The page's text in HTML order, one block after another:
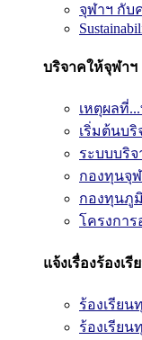
จุฬาฯ กับ
บริจาคให้จุฬาฯ
เหตุผลที่
เริ่มต้นบริ
ระบบบริ
กองทุนจุ
กองทุนภู
โครงกา
แจ้งเรื่องร้องเ
ร้องเรีย
ร้องเรีย